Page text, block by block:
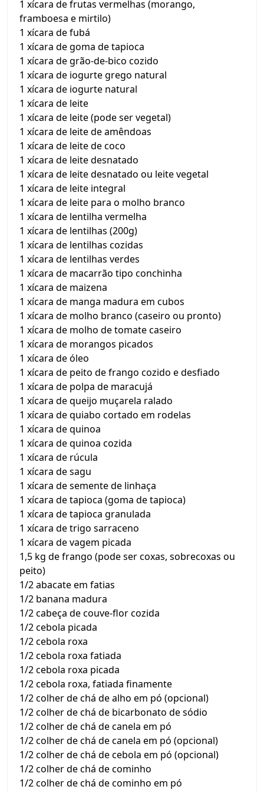
1 xícara de frutas vermelhas (morango,
framboesa e mirtilo)
1 xícara de fubá
1 xícara de goma de tapioca
1 xícara de grão-de-bico cozido
1 xícara de iogurte grego natural
1 xícara de iogurte natural
1 xícara de leite
1 xícara de leite (pode ser vegetal)
1 xícara de leite de amêndoas
1 xícara de leite de coco
1 xícara de leite desnatado
1 xícara de leite desnatado ou leite vegetal
1 xícara de leite integral
1 xícara de leite para o molho branco
1 xícara de lentilha vermelha
1 xícara de lentilhas (200g)
1 xícara de lentilhas cozidas
1 xícara de lentilhas verdes
1 xícara de macarrão tipo conchinha
1 xícara de maizena
1 xícara de manga madura em cubos
1 xícara de molho branco (caseiro ou pronto)
1 xícara de molho de tomate caseiro
1 xícara de morangos picados
1 xícara de óleo
1 xícara de peito de frango cozido e desfiado
1 xícara de polpa de maracujá
1 xícara de queijo muçarela ralado
1 xícara de quiabo cortado em rodelas
1 xícara de quinoa
1 xícara de quinoa cozida
1 xícara de rúcula
1 xícara de sagu
1 xícara de semente de linhaça
1 xícara de tapioca (goma de tapioca)
1 xícara de tapioca granulada
1 xícara de trigo sarraceno
1 xícara de vagem picada
1,5 kg de frango (pode ser coxas, sobrecoxas ou
peito)
1/2 abacate em fatias
1/2 banana madura
1/2 cabeça de couve-flor cozida
1/2 cebola picada
1/2 cebola roxa
1/2 cebola roxa fatiada
1/2 cebola roxa picada
1/2 cebola roxa, fatiada finamente
1/2 colher de chá de alho em pó (opcional)
1/2 colher de chá de bicarbonato de sódio
1/2 colher de chá de canela em pó
1/2 colher de chá de canela em pó (opcional)
1/2 colher de chá de cebola em pó (opcional)
1/2 colher de chá de cominho
1/2 colher de chá de cominho em pó